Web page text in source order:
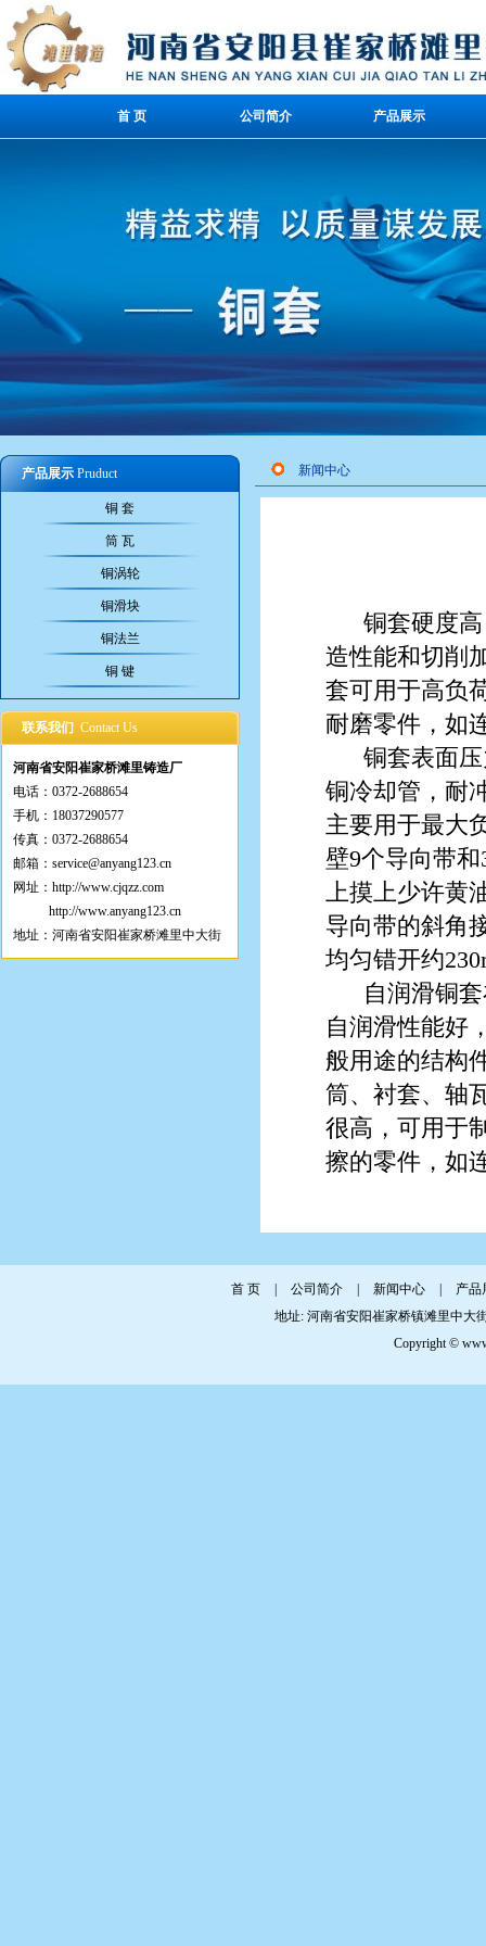
首 页 公司简介 产品展示
产品展示 Pruduct
铜 套
筒 瓦
铜涡轮
铜滑块
铜法兰
铜 键
联系我们 Contact Us
河南省安阳崔家桥滩里铸造厂
电话：0372-2688654
手机：18037290577
传真：0372-2688654
邮箱：service@anyang123.cn
网址： http://www.cjqzz.com
http://www.anyang123.cn
地址：河南省安阳崔家桥滩里中大街
新闻中心
铜套硬度
造性能和切削
套可用于高负
耐磨零件，如
铜套表面
铜冷却管，耐
主要用于最大
壁9个导向带
上摸上少许黄
导向带的斜角
均匀错开约
自润滑铜
自润滑性能好
般用途的结构
筒、衬套、轴
很高，可用于
擦的零件，如
首 页 公司简介 新闻中心
产品
地址: 河南省安阳崔家桥镇滩里中
Copyright ©